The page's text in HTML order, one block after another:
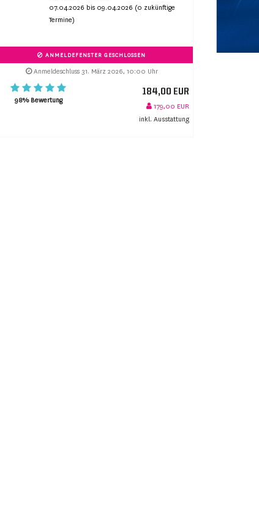
07.04.2026 bis 09.04.2026 (0 zukünftige
Termine)
ANMELDEFENSTER GESCHLOSSEN
Anmeldeschluss 31. März 2026, 10:00 Uhr
98% Bewertung
184,00 EUR
179,00 EUR
inkl. Ausstattung